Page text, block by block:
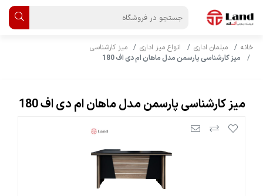
خانه مبلمان اداری انواع میز اداری
میز کارشناسی
میز کارشناسی پارسمن مدل ماهان ام دی اف 180
میز کارشناسی پارسمن مدل ماهان ام دی اف 180